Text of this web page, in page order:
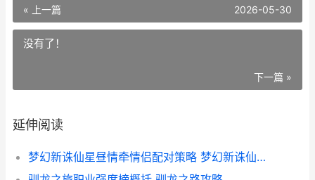
« 上一篇 2026-05-30
没有了！
下一篇 »
延伸阅读
梦幻新诛仙星昼情牵情侣配对策略 梦幻新诛仙星月歌